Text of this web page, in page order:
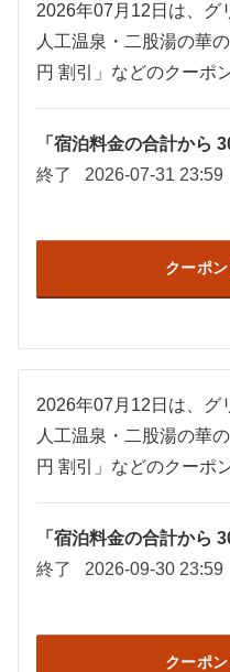
2026年07月12日は、グ
人工温泉・二股湯の華
円 割引」などのクーポ
「宿泊料金の合計から
終了
2026-07-31 23:59
クーポ
2026年07月12日は、グ
人工温泉・二股湯の華
円 割引」などのクーポ
「宿泊料金の合計から
終了
2026-09-30 23:59
クーポ